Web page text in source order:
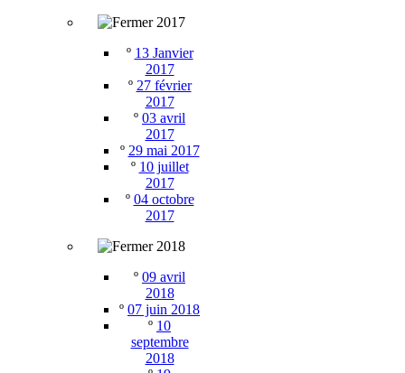
2017
º 13 Janvier
2017
º 27 février
2017
º 03 avril
2017
º 29 mai 2017
º 10 juillet
2017
º 04 octobre
2017
2018
º 09 avril
2018
º 07 juin 2018
º 10
septembre
2018